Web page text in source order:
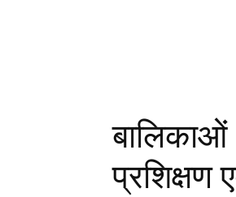
प्रशिक्षण